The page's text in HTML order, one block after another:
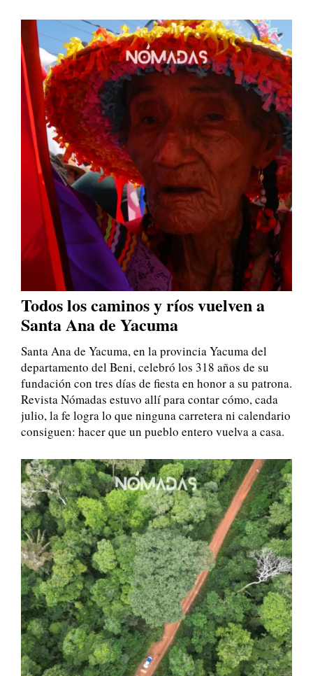
Todos los caminos y ríos vuelven a
Santa Ana de Yacuma
Santa Ana de Yacuma, en la provincia Yacuma del
departamento del Beni, celebró los 318 años de su
fundación con tres días de fiesta en honor a su patrona.
Revista Nómadas estuvo allí para contar cómo, cada
julio, la fe logra lo que ninguna carretera ni calendario
consiguen: hacer que un pueblo entero vuelva a casa.